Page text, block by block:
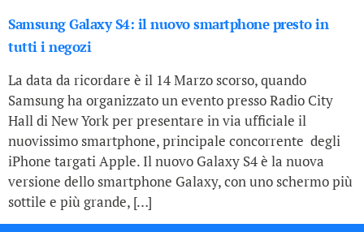
Samsung Galaxy S4: il nuovo smartphone presto in
tutti i negozi
La data da ricordare è il 14 Marzo scorso, quando
Samsung ha organizzato un evento presso Radio City
Hall di New York per presentare in via ufficiale il
nuovissimo smartphone, principale concorrente degli
iPhone targati Apple. Il nuovo Galaxy S4 è la nuova
versione dello smartphone Galaxy, con uno schermo più
sottile e più grande, […]